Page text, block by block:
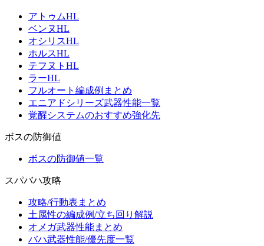
アトゥムHL
ベンヌHL
オシリスHL
ホルスHL
テフヌトHL
ラーHL
フルオート編成例まとめ
エニアドシリーズ武器性能一覧
覚醒システムのおすすめ強化先
ボスの防御値
ボスの防御値一覧
スパバハ攻略
攻略/行動表まとめ
土属性の編成例/立ち回り解説
オメガ武器性能まとめ
バハ武器性能/優先度一覧